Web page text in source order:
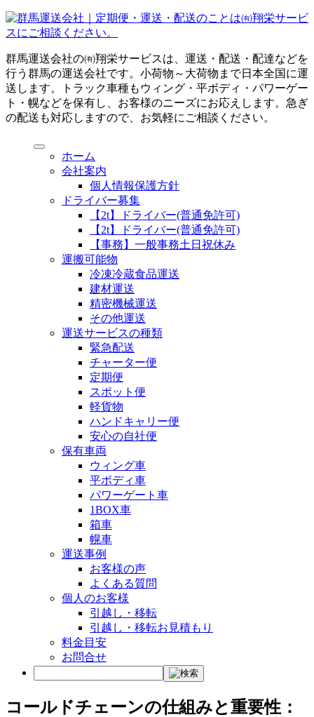
群馬運送会社の㈲翔栄サービスは、運送・配送・配達などを
行う群馬の運送会社です。小荷物～大荷物まで日本全国に運
送します。トラック車種もウィング・平ボディ・パワーゲー
ト・幌などを保有し、お客様のニーズにお応えします。急ぎ
の配送も対応しますので、お気軽にご相談ください。
ホーム
会社案内
個人情報保護方針
ドライバー募集
【2t】ドライバー(普通免許可)
【2t】ドライバー(普通免許可)
【事務】一般事務土日祝休み
運搬可能物
冷凍冷蔵食品運送
建材運送
精密機械運送
その他運送
運送サービスの種類
緊急配送
チャーター便
定期便
スポット便
軽貨物
ハンドキャリー便
安心の自社便
保有車両
ウィング車
平ボディ車
パワーゲート車
1BOX車
箱車
幌車
運送事例
お客様の声
よくある質問
個人のお客様
引越し・移転
引越し・移転お見積もり
料金目安
お問合せ
コールドチェーンの仕組みと重要性：